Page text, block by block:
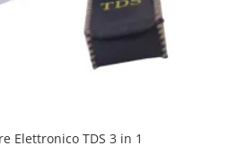
Elettronico TDS 3 in 1